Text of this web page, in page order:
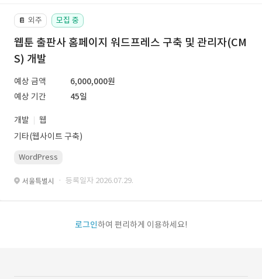
📔 외주 모집 중
웹툰 출판사 홈페이지 워드프레스 구축 및 관리자(CM
S) 개발
예상 금액
6,000,000원
예상 기간
45일
개발
웹
기타(웹사이트 구축)
WordPress
서울특별시 · 등록일자 2026.07.29.
로그인하여 편리하게 이용하세요!